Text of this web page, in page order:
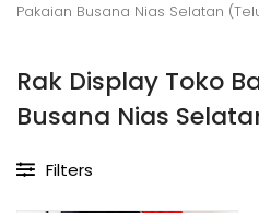
Pakaian Busana Nias Selatan
Rak Display Toko
Busana Nias
Filters